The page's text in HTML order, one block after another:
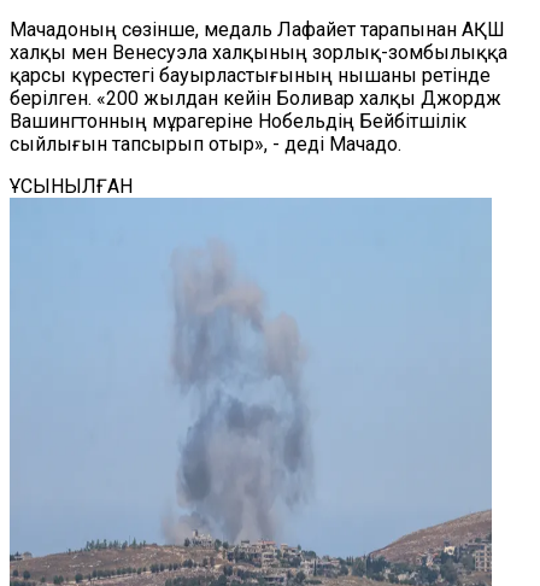
Мачадоның сөзінше, медаль Лафайет тарапынан АҚШ
халқы мен Венесуэла халқының зорлық-зомбылыққа
қарсы күрестегі бауырластығының нышаны ретінде
берілген. «200 жылдан кейін Боливар халқы Джордж
Вашингтонның мұрагеріне Нобельдің Бейбітшілік
сыйлығын тапсырып отыр», - деді Мачадо.
ҰСЫНЫЛҒАН